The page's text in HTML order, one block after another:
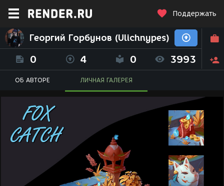
Поддержать
Георгий Горбунов (Ulichnypes)
0 4 0 3993
ОБ АВТОРЕ ЛИЧНАЯ ГАЛЕРЕЯ